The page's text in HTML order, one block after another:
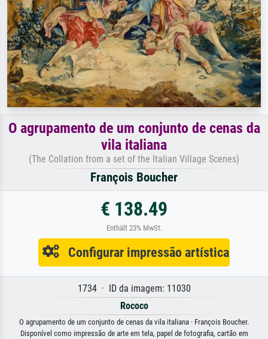
O agrupamento de um conjunto de cenas da
vila italiana
(The Collation from a set of the Italian Village Scenes)
François Boucher
€ 138.49
Enthält 23% MwSt.
Configurar impressão artística
1734 · ID da imagem: 11030
Rococo
O agrupamento de um conjunto de cenas da vila italiana · François Boucher.
Disponível como impressão de arte em tela, papel de fotografia, cartão em